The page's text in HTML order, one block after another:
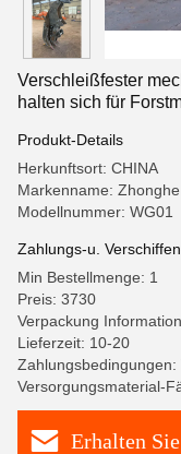
Verschleißfester
halten sich für
Produkt-Details
Herkunftsort: CHINA
Markenname: Zhonghe
Modellnummer: WG01
Zahlungs-u.
Min Bestellmenge: 1
Preis: 3730
Verpackung
Lieferzeit: 10-20
Zahlungsbedingungen:
Versorgungsmaterial-
Erhalten